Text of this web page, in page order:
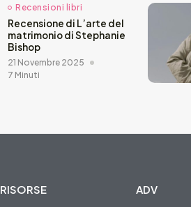
Recensioni libri
Recensione di L’arte del
matrimonio di Stephanie
Bishop
21 Novembre 2025
7 Minuti
RISORSE ADV